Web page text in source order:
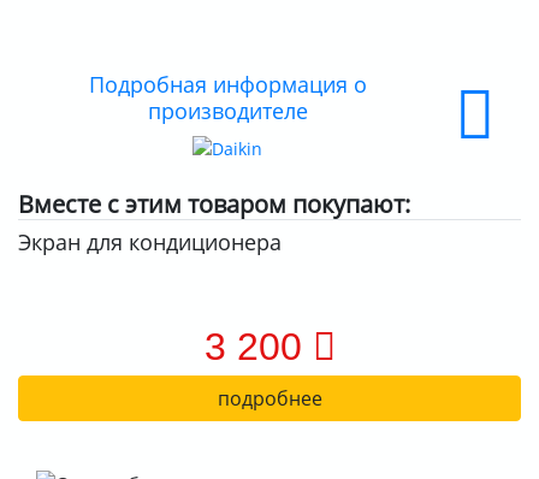
Подробная информация о
производителе
Вместе с этим товаром покупают:
Экран для кондиционера
3 200
подробнее